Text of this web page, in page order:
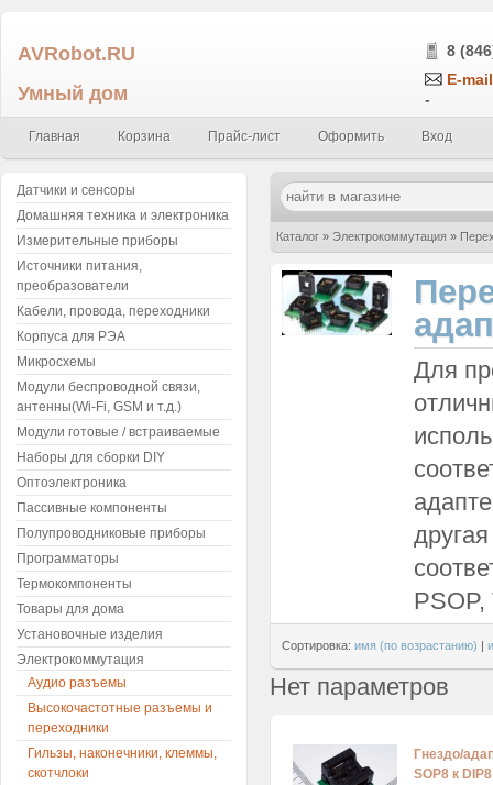
AVRobot.RU
Умный дом
8
E-
-
Главная Корзина Прайс-лист Оформить Вход
Каталог » Электрокоммутация »
Для
PSOP,
Сортировка: имя (по возрастанию) |
Нет параметров
Гнездо/
SOP8 к
Датчики и сенсоры
Домашняя техника и электроника
Измерительные приборы
Источники питания,
преобразователи
Кабели, провода, переходники
Корпуса для РЭА
Микросхемы
Модули беспроводной связи,
антенны(Wi-Fi, GSM и т.д.)
Модули готовые / встраиваемые
Наборы для сборки DIY
Оптоэлектроника
Пассивные компоненты
Полупроводниковые приборы
Программаторы
Термокомпоненты
Товары для дома
Установочные изделия
Электрокоммутация
Аудио разъемы
Высокочастотные разъемы и
переходники
Гильзы, наконечники, клеммы,
скотчлоки